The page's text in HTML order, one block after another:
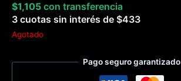
$1,105 con transferencia
3 cuotas sin interés de $433
Agotado
Pago seguro garantizado